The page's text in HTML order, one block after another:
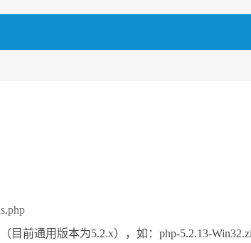
目前通用版本为5.2.x），如：php-5.2.13-